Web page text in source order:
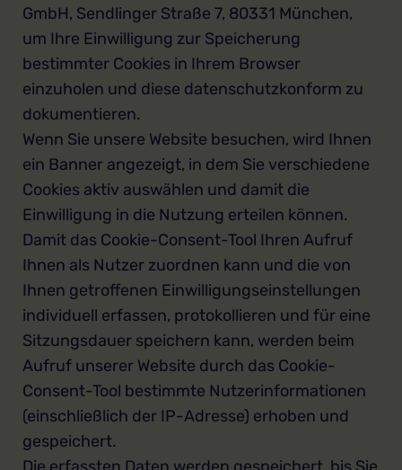
GmbH, Sendlinger Straße 7, 80331 München,
um Ihre Einwilligung zur Speicherung
bestimmter Cookies in Ihrem Browser
einzuholen und diese datenschutzkonform zu
dokumentieren.
Wenn Sie unsere Website besuchen, wird Ihnen
ein Banner angezeigt, in dem Sie verschiedene
Cookies aktiv auswählen und damit die
Einwilligung in die Nutzung erteilen können.
Damit das Cookie-Consent-Tool Ihren Aufruf
Ihnen als Nutzer zuordnen kann und die von
Ihnen getroffenen Einwilligungseinstellungen
individuell erfassen, protokollieren und für eine
Sitzungsdauer speichern kann, werden beim
Aufruf unserer Website durch das Cookie-
Consent-Tool bestimmte Nutzerinformationen
(einschließlich der IP-Adresse) erhoben und
gespeichert.